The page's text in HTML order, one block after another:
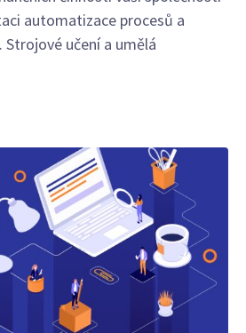
automatizace procesů a
učení a umělá